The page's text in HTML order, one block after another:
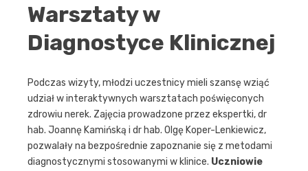
Warsztaty w
Diagnostyce Klinicznej
Podczas wizyty, młodzi uczestnicy mieli szansę wziąć
udział w interaktywnych warsztatach poświęconych
zdrowiu nerek. Zajęcia prowadzone przez ekspertki, dr
hab. Joannę Kamińską i dr hab. Olgę Koper-Lenkiewicz,
pozwalały na bezpośrednie zapoznanie się z metodami
diagnostycznymi stosowanymi w klinice. Uczniowie